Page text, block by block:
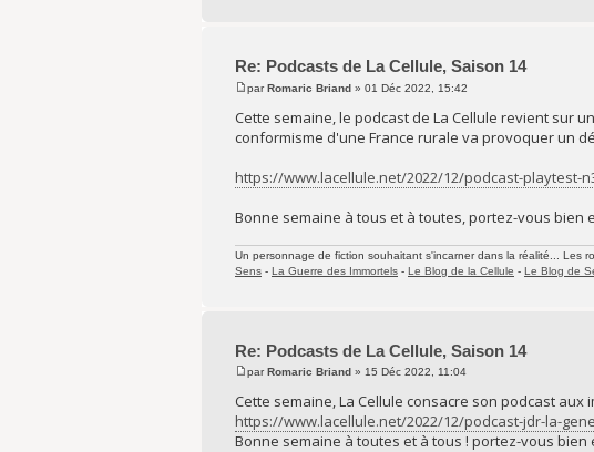
Re: Podcasts de La Cellule, Saison 14
parRomaric Briand » 01 Déc 2022, 15:42
Cette semaine, le podcast de La Cellule revient sur
conformisme d'une France rurale va provoquer un
https://www.lacellule.net/2022/12/podcast-playtest-
Bonne semaine à tous et à toutes, portez-vous bien
Un personnage de fiction souhaitant s'incarner dans la réalité... Les
Sens - La Guerre des Immortels - Le Blog de la Cellule - Le Blog de
Re: Podcasts de La Cellule, Saison 14
parRomaric Briand » 15 Déc 2022, 11:04
Cette semaine, La Cellule consacre son podcast aux
https://www.lacellule.net/2022/12/podcast-jdr-la-
Bonne semaine à toutes et à tous ! portez-vous bien